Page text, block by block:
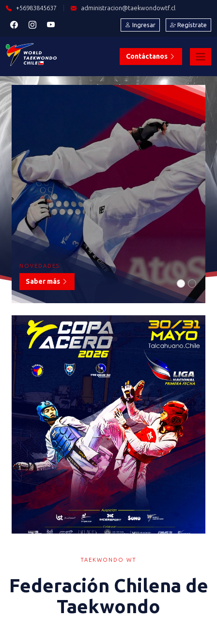
+56983845637 administracion@taekwondowtf.cl
Ingresar Regístrate
Contáctanos
NOVEDADES
Saber Más
TAEKWONDO WT
Federación Chilena de
Taekwondo